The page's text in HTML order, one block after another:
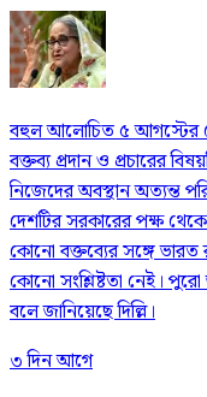
বহুল আলোচিত ৫ আগস্টের
বক্তব্য প্রদান ও প্রচারের
নিজেদের অবস্থান অত্যন্ত
দেশটির সরকারের পক্ষ
কোনো বক্তব্যের সঙ্গে ভারত
কোনো সংশ্লিষ্টতা নেই।
বলে জানিয়েছে দিল্লি।
৩ দিন আগে